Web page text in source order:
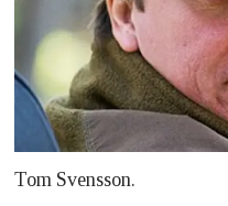
Tom Svensson.